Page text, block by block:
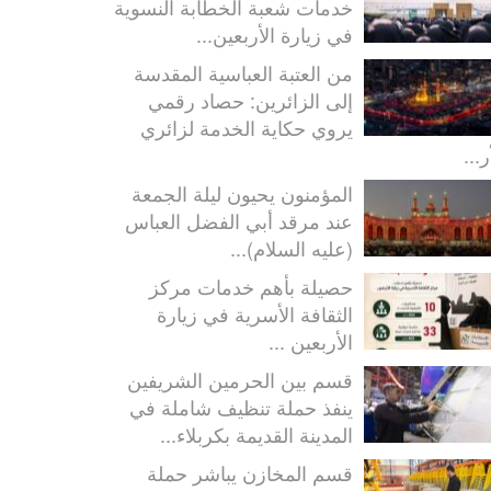
خدمات شعبة الخطابة النسوية
في زيارة الأربعين...
من العتبة العباسية المقدسة
إلى الزائرين: حصاد رقمي
يروي حكاية الخدمة لزائري
المؤمنون يحيون ليلة الجمعة
عند مرقد أبي الفضل العباس
(عليه السلام)...
حصيلة بأهم خدمات مركز
الثقافة الأسرية في زيارة
الأربعين ...
قسم بين الحرمين الشريفين
ينفذ حملة تنظيف شاملة في
المدينة القديمة بكربلاء...
قسم المخازن يباشر حملة